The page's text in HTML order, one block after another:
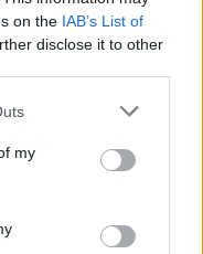
on the IAB’s List of
disclose it to other
one or more Google
You may click to
third-party tags to
in below Google
my
vezetéken